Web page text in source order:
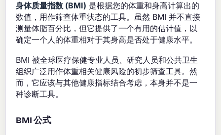
身体质量指数 (BMI) 是根据您的体重和身高计算出的
数值，用作筛查体重状态的工具。虽然 BMI 并不直接
测量体脂百分比，但它提供了一个有用的估计值，以
确定一个人的体重相对于其身高是否处于健康水平。
BMI 被全球医疗保健专业人员、研究人员和公共卫生
组织广泛用作体重相关健康风险的初步筛查工具。然
而，它应该与其他健康指标结合考虑，本身并不是一
种诊断工具。
BMI 公式